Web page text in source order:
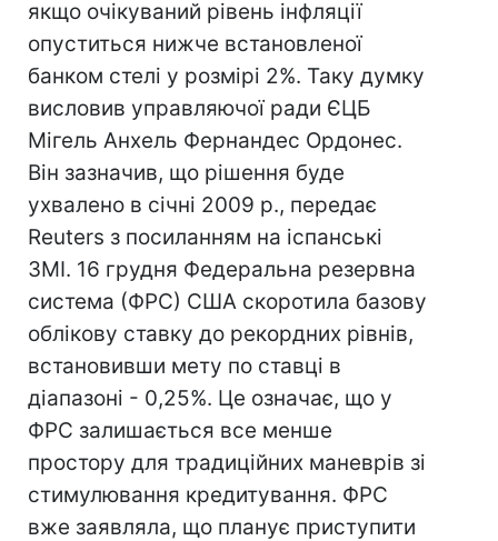
якщо очікуваний рівень інфляції
опуститься нижче встановленої
банком стелі у розмірі 2%. Таку думку
висловив управляючої ради ЄЦБ
Мігель Анхель Фернандес Ордонес.
Він зазначив, що рішення буде
ухвалено в січні 2009 р., передає
Reuters з посиланням на іспанські
ЗМІ. 16 грудня Федеральна резервна
система (ФРС) США скоротила базову
облікову ставку до рекордних рівнів,
встановивши мету по ставці в
діапазоні - 0,25%. Це означає, що у
ФРС залишається все менше
простору для традиційних маневрів зі
стимулювання кредитування. ФРС
вже заявляла, що планує приступити